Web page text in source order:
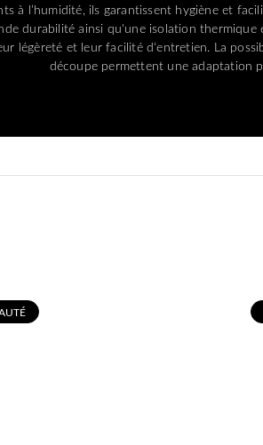
à l’humidité, ils garantissent hygiène et
durabilité ainsi qu'une isolation thermique
légèreté et leur facilité d'entretien. La
découpe permettent une adaptation